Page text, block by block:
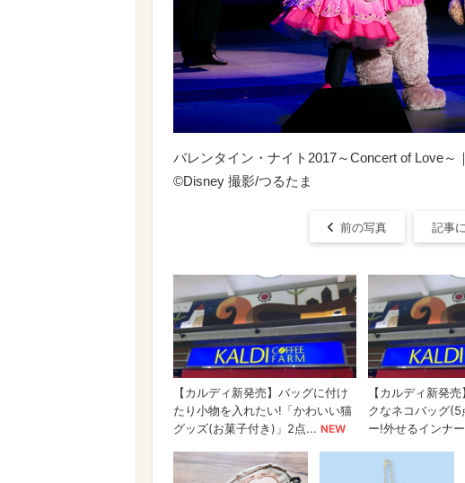
バレンタイン・ナイト2017～Concert of Love～
©Disney 撮影/つるたま
前の写真 記事